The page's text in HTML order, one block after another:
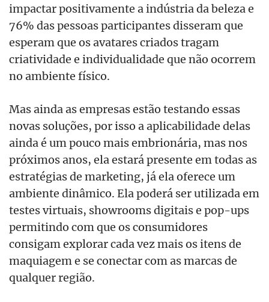
impactar positivamente a indústria da beleza e
76% das pessoas participantes disseram que
esperam que os avatares criados tragam
criatividade e individualidade que não ocorrem
no ambiente físico.
Mas ainda as empresas estão testando essas
novas soluções, por isso a aplicabilidade delas
ainda é um pouco mais embrionária, mas nos
próximos anos, ela estará presente em todas as
estratégias de marketing, já ela oferece um
ambiente dinâmico. Ela poderá ser utilizada em
testes virtuais, showrooms digitais e pop-ups
permitindo com que os consumidores
consigam explorar cada vez mais os itens de
maquiagem e se conectar com as marcas de
qualquer região.